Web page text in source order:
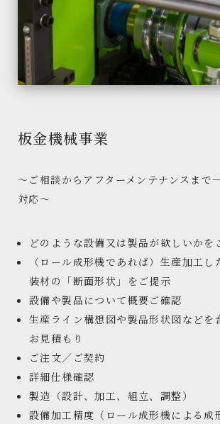
板金機械事業
～ご相談からアフターメンテナンスまで
対応～
どのような設備又は製品が欲しいかを
（ロール成形機であれば）生産加工し
装材の「断面形状」をご提示
設備や製品について概要ご確認
生産ライン構想図や製品形状図などを
お見積もり
ご注文／ご契約
詳細仕様確認
製造（設計、加工、組立、調整）
設備加工精度（ロール成形機による成